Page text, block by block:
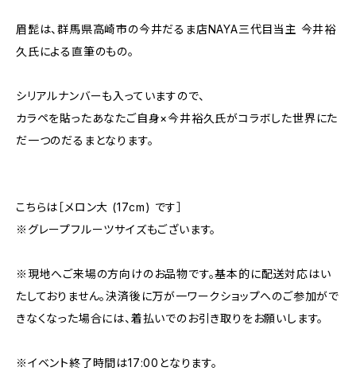
眉髭は、群馬県高崎市の今井だるま店NAYA三代目当主 今井裕
久氏による直筆のもの。
シリアルナンバーも入っていますので、
カラペを貼ったあなたご自身×今井裕久氏がコラボした世界にた
だ一つのだるまとなります。
こちらは［メロン大 (17cm) です］
※グレープフルーツサイズもございます。
※現地へご来場の方向けのお品物です。基本的に配送対応はい
たしておりません。決済後に万が一ワークショップへのご参加がで
きなくなった場合には、着払いでのお引き取りをお願いします。
※イベント終了時間は17:00となります。